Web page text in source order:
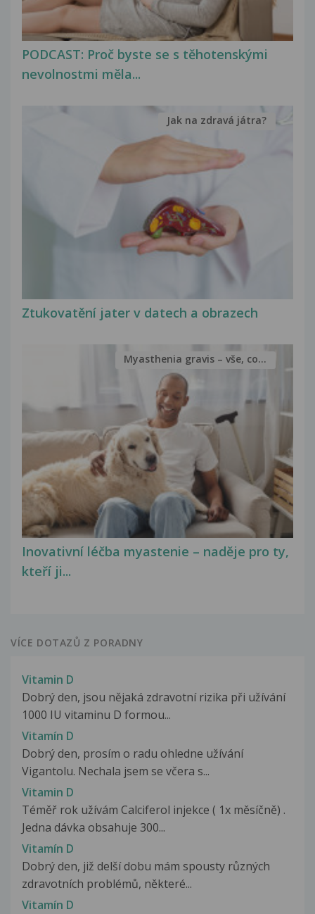
PODCAST: Proč byste se s těhotenskými
nevolnostmi měla...
Ztukovatění jater v datech a obrazech
Jak na zdravá játra?
Inovativní léčba myastenie – naděje pro ty,
kteří ji...
Myasthenia gravis – vše, co...
VÍCE DOTAZŮ Z PORADNY
Vitamin D
Dobrý den, jsou nějaká zdravotní rizika při užívání
1000 IU vitaminu D formou...
Vitamín D
Dobrý den, prosím o radu ohledne užívání
Vigantolu. Nechala jsem se včera s...
Vitamin D
Téměř rok užívám Calciferol injekce ( 1x měsíčně) .
Jedna dávka obsahuje 300...
Vitamín D
Dobrý den, již delší dobu mám spousty různých
zdravotních problémů, některé...
Vitamín D